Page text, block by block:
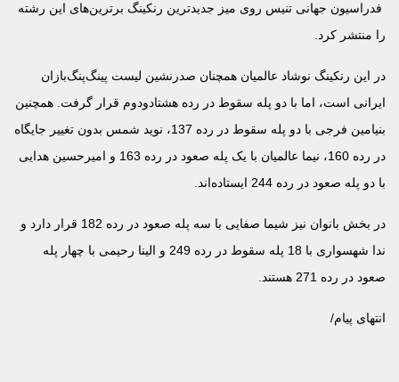
فدراسیون جهانی تنیس روی میز جدیدترین رنکینگ برترین‌های این رشته
را منتشر کرد.
در این رنکینگ نوشاد عالمیان همچنان صدرنشین لیست پینگ‌پنگ‌بازان
ایرانی است، اما با دو پله سقوط در رده هشتادودوم قرار گرفت. همچنین
بنیامین فرجی با دو پله سقوط در رده 137، نوید شمس بدون تغییر جایگاه
در رده 160، نیما عالمیان با یک پله صعود در رده 163 و امیرحسین هدایی
با دو پله صعود در رده 244 ایستاده‌اند.
در بخش بانوان نیز شیما صفایی با سه پله صعود در رده 182 قرار دارد و
ندا شهسواری با 18 پله سقوط در رده 249 و الینا رحیمی با چهار پله
صعود در رده 271 هستند.
انتهای پیام/